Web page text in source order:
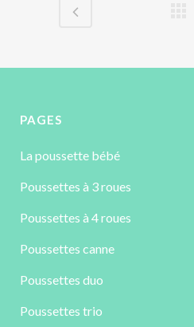
PAGES
La poussette bébé
Poussettes à 3 roues
Poussettes à 4 roues
Poussettes canne
Poussettes duo
Poussettes trio